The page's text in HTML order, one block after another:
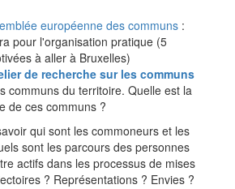
européenne des communs:
pour l'organisation pratique (5
à aller à Bruxelles)
de recherche sur les communs
communs du territoire. Quelle est la
de ces communs ?
qui sont les commoneurs et les
sont les parcours des personnes
actifs dans les processus de mises
? Représentations ? Envies ?